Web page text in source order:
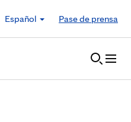
Español
Pase de prensa